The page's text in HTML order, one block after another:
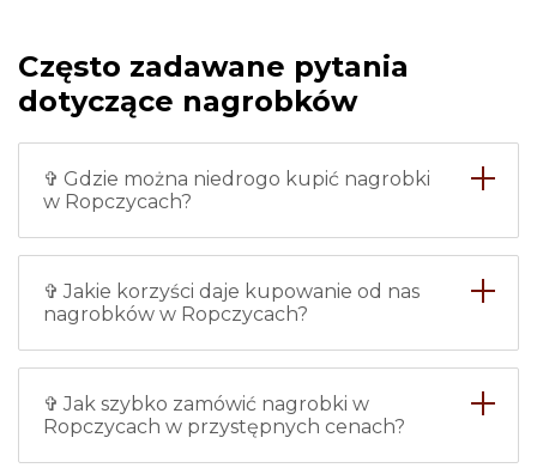
zamówiłam nagrobek w
Ropczycach ze zdjęciem.
Wszystko zostało zrobione
bardzo dokładnie i na czas, nie
mam żadnych zarzutów.
Instalację również wykonywali
profesjonaliści, więc śmiało
polecam.
Maria
Często zadawane pytania
dotyczące nagrobków
✞ Gdzie można niedrogo kupić nagrobki
w Ropczycach?
✞ Jakie korzyści daje kupowanie od nas
nagrobków w Ropczycach?
✞ Jak szybko zamówić nagrobki w
Ropczycach w przystępnych cenach?